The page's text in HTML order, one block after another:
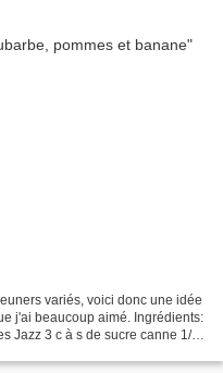
variés, voici donc une idée
j'ai beaucoup aimé. Ingrédients:
Jazz 3 c à s de sucre canne 1/2